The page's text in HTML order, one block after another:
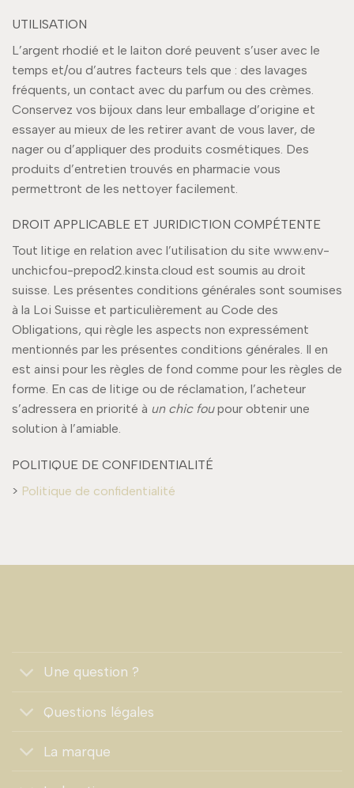
UTILISATION
L’argent rhodié et le laiton doré peuvent s’user avec le
temps et/ou d’autres facteurs tels que : des lavages
fréquents, un contact avec du parfum ou des crèmes.
Conservez vos bijoux dans leur emballage d’origine et
essayer au mieux de les retirer avant de vous laver, de
nager ou d’appliquer des produits cosmétiques. Des
produits d’entretien trouvés en pharmacie vous
permettront de les nettoyer facilement.
DROIT APPLICABLE ET JURIDICTION COMPÉTENTE
Tout litige en relation avec l’utilisation du site www.env-
unchicfou-prepod2.kinsta.cloud est soumis au droit
suisse. Les présentes conditions générales sont soumises
à la Loi Suisse et particulièrement au Code des
Obligations, qui règle les aspects non expressément
mentionnés par les présentes conditions générales. Il en
est ainsi pour les règles de fond comme pour les règles de
forme. En cas de litige ou de réclamation, l’acheteur
s’adressera en priorité à un chic foupour obtenir une
solution à l’amiable.
POLITIQUE DE CONFIDENTIALITÉ
> Politique de confidentialité
Une question ?
Questions légales
La marque